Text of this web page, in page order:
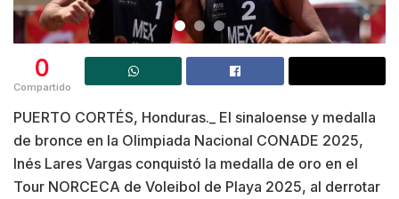
0
Compartido
PUERTO CORTÉS, Honduras._ El sinaloense y medalla
de bronce en la Olimpiada Nacional CONADE 2025,
Inés Lares Vargas conquistó la medalla de oro en el
Tour NORCECA de Voleibol de Playa 2025, al derrotar